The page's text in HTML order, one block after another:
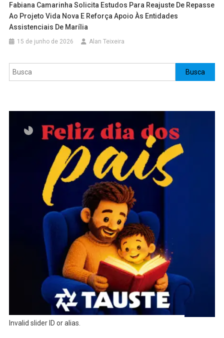
Fabiana Camarinha Solicita Estudos Para Reajuste De Repasse
Ao Projeto Vida Nova E Reforça Apoio Às Entidades
Assistenciais De Marília
15 de junho de 2026 Alan Teixeira
Pesquisar Busca
Invalid slider ID or alias.